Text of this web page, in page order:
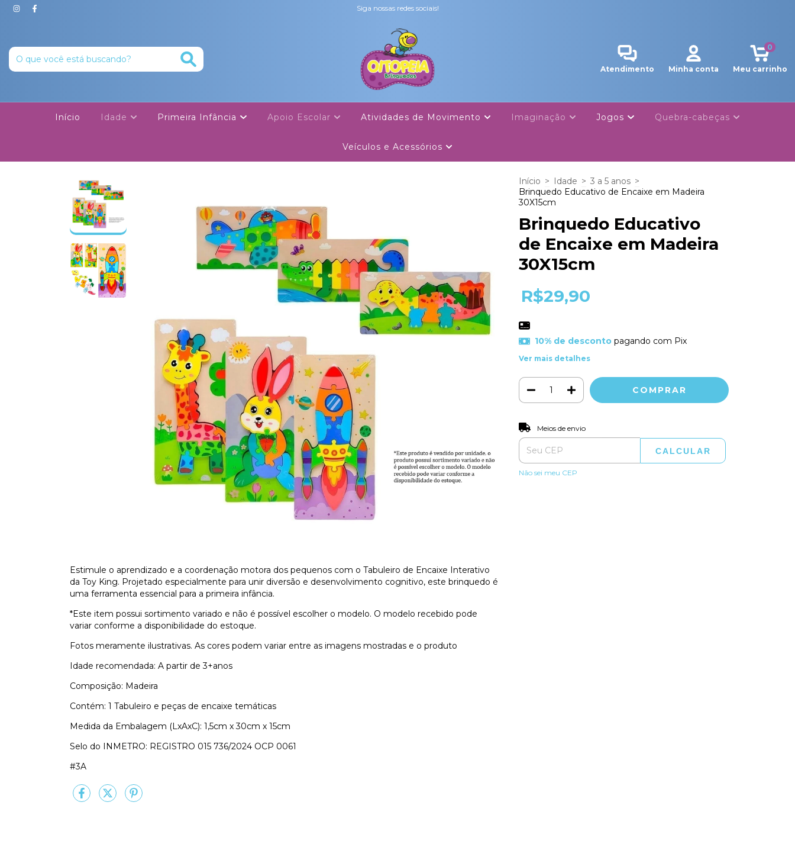
Siga nossas redes sociais!
Atendimento Minha conta Meu carrinho
0
Início Idade Primeira Infância Apoio Escolar Atividades de Movimento Imaginação Jogos Quebra-cabeças
Veículos e Acessórios
Estimule o aprendizado e a coordenação motora dos pequenos com o Tabuleiro de Encaixe Interativo
da Toy King. Projetado especialmente para unir diversão e desenvolvimento cognitivo, este brinquedo é
uma ferramenta essencial para a primeira infância.
*Este item possui sortimento variado e não é possível escolher o modelo. O modelo recebido pode
variar conforme a disponibilidade do estoque.
Fotos meramente ilustrativas. As cores podem variar entre as imagens mostradas e o produto
Idade recomendada: A partir de 3+anos
Composição: Madeira
Contém: 1 Tabuleiro e peças de encaixe temáticas
Medida da Embalagem (LxAxC): 1,5cm x 30cm x 15cm
Selo do INMETRO: REGISTRO 015 736/2024 OCP 0061
#3A
Início > Idade > 3 a 5 anos >
Brinquedo Educativo de Encaixe em Madeira
30X15cm
Brinquedo Educativo
de Encaixe em Madeira
30X15cm
R$29,90
10% de descontopagando com Pix
Ver mais detalhes
Entregas para o CEP:
Meios de envio
CALCULAR
Não sei meu CEP